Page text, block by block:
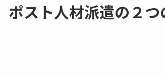
スト人材派遣の２つ